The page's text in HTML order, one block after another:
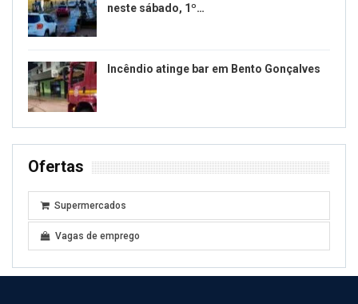
neste sábado, 1º…
Incêndio atinge bar em Bento Gonçalves
Ofertas
Supermercados
Vagas de emprego